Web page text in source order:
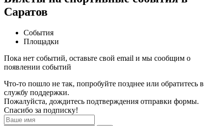
Саратов
События
Площадки
Пока нет событий, оставьте свой email и мы сообщим о
появлении событий
Что-то пошло не так, попробуйте позднее или обратитесь в
службу поддержки.
Пожалуйста, дождитесь подтверждения отправки формы.
Спасибо за подписку!